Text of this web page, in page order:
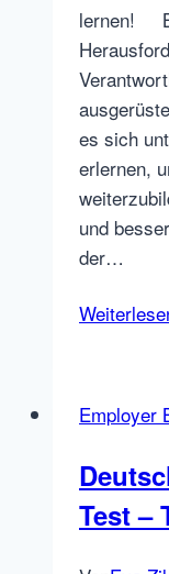
lernen!
es sich
erlernen,
und
der…
Employer
Test –